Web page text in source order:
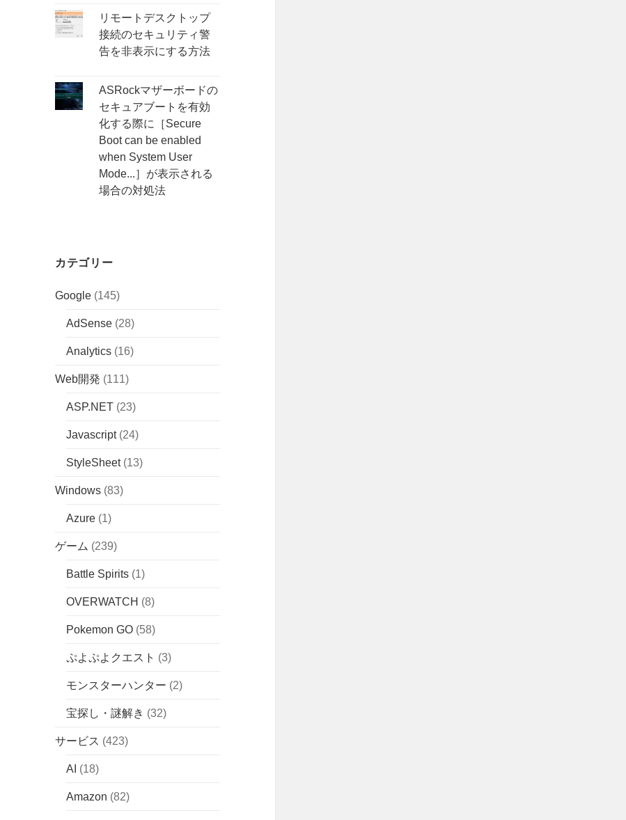
リモートデスクトップ
接続のセキュリティ警
告を非表示にする方法
ASRockマザーボードの
セキュアブートを有効
化する際に［Secure
Boot can be enabled
when System User
Mode...］が表示される
場合の対処法
カテゴリー
Google (145)
AdSense (28)
Analytics (16)
Web開発 (111)
ASP.NET (23)
Javascript(24)
StyleSheet(13)
Windows (83)
Azure (1)
ゲーム (239)
Battle Spirits (1)
OVERWATCH (8)
Pokemon GO (58)
ぷよぷよクエスト (3)
モンスターハンター (2)
宝探し・謎解き (32)
サービス (423)
AI (18)
Amazon (82)